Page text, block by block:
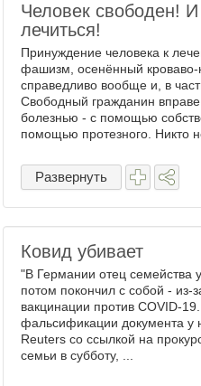
Человек свободен!
лечиться!
Принуждение человека к
фашизм, осенённый кроваво-
справедливо вообще и, в
Свободный гражданин
болезнью - с помощью
помощью протезного. Никто
Развернуть
Ковид убивает
"В Германии отец семейства
потом покончил с собой - из-
вакцинации против COVID-
фальсификации документа у
Reuters со ссылкой на
семьи в субботу, ...